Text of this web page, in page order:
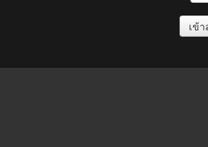
เข้